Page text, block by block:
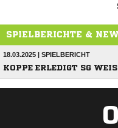
SPIELBERICHTE &
18.03.2025 | SPIELBERICHT
KOPPE ERLEDIGT SG
0